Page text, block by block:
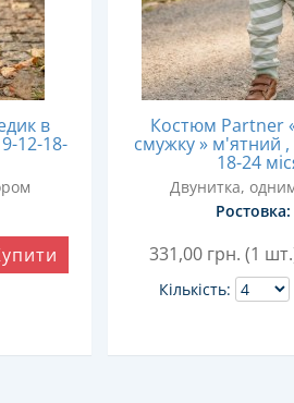
в
12-18-
Костюм Partner
смужку » м'ятний
18-24
Двунитка,
Ростовка:
331,00 грн. (1
Кількість: